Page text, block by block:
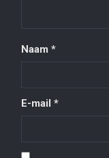
Naam *
E-mail *